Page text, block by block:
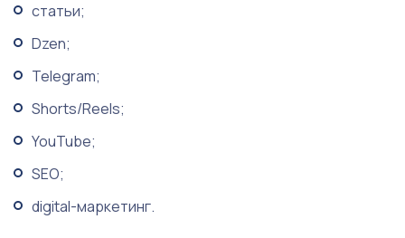
статьи;
Dzen;
Telegram;
Shorts/Reels;
YouTube;
SEO;
digital-маркетинг.